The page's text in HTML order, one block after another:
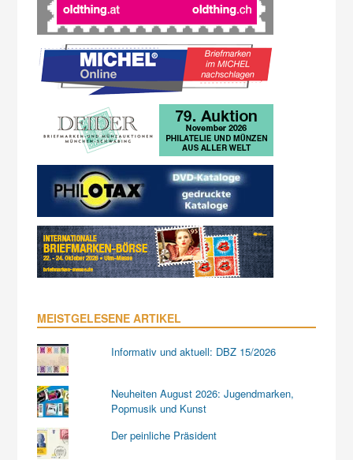
MEISTGELESENE ARTIKEL
Informativ und aktuell: DBZ 15/2026
Neuheiten August 2026: Jugendmarken,
Popmusik und Kunst
Der peinliche Präsident